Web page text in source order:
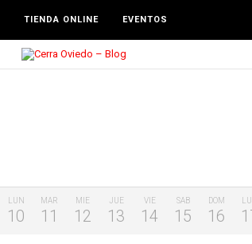
TIENDA ONLINE EVENTOS
LUN
10
MAR
11
MIE
12
JUE
13
VIE
14
SAB
15
DOM
16